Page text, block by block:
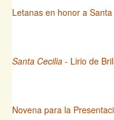
Letanas en honor a Santa
Santa Cecilia - Lirio de
Novena para la